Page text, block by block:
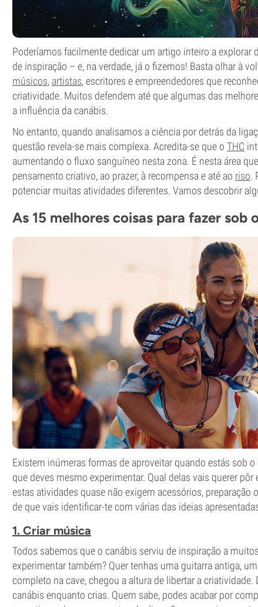
Poderíamos facilmente dedicar um artigo inteiro a explorar
de inspiração – e, na verdade, já o fizemos! Basta olhar à
músicos, artistas, escritores e empreendedores que
criatividade. Muitos defendem até que algumas das
a influência da canábis.
No entanto, quando analisamos a ciência por detrás da
questão revela-se mais complexa. Acredita-se que o THC
aumentando o fluxo sanguíneo nesta zona. É nesta área
pensamento criativo, ao prazer, à recompensa e até ao riso.
potenciar muitas atividades diferentes. Vamos descobrir
As 15 melhores coisas para fazer sob
Existem inúmeras formas de aproveitar quando estás sob
que deves mesmo experimentar. Qual delas vais querer
estas atividades quase não exigem acessórios, preparação
de que vais identificar-te com várias das ideias
1. Criar música
Todos sabemos que o canábis serviu de inspiração a
experimentar também? Quer tenhas uma guitarra antiga,
completo na cave, chegou a altura de libertar a
canábis enquanto crias. Quem sabe, podes acabar por